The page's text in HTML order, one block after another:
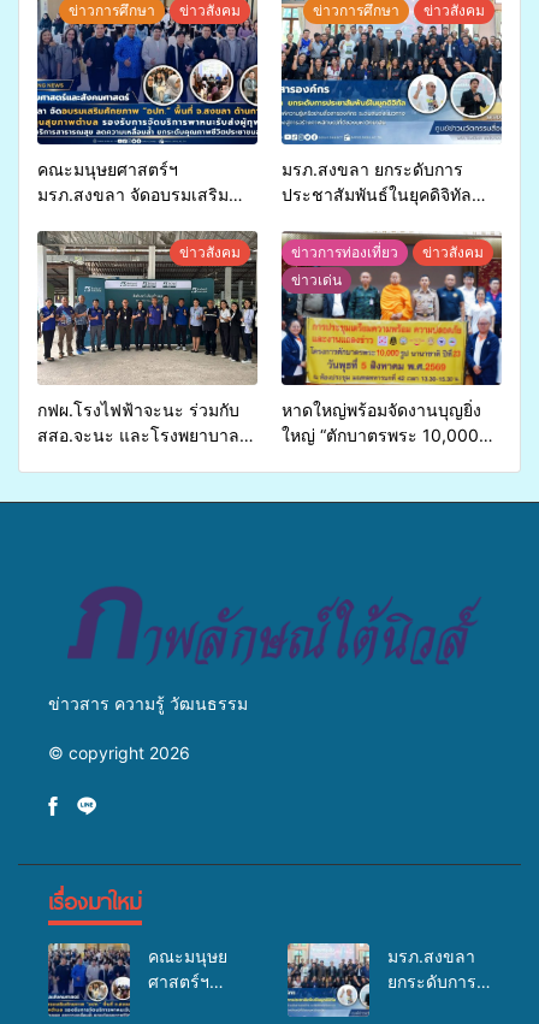
ข่าวการศึกษา ข่าวสังคม
คณะมนุษยศาสตร์ฯ
มรภ.สงขลา จัดอบรมเสริม
จ่ายงบกองทุนสุขภาพตำบล
รองรับการจัดบริการพาหนะรับ
ส่งผู้ทุพพลภาพเพื่อเข้ารับ
บริการสาธารณสุข ลดความ
เหลื่อมล้ำ ยกระดับคุณภาพ
ชีวิตประชาชนอย่างยั่งยืน
ข่าวการศึกษา ข่าวสังคม
มรภ.สงขลา ยกระดับการ
ประชาสัมพันธ์ในยุคดิจิทัล
ข่ายสื่อสารองค์กร ระดมสมอง
วางแนวทางการทำงาน ปูทาง
สู่การสร้างภาพลักษณ์ที่ดีของ
มหาวิทยาลัย
ข่าวสังคม
กฟผ.โรงไฟฟ้าจะนะ ร่วมกับ
สสอ.จะนะ และโรงพยาบาล
ข่าวการท่องเที่ยว
ข่าวสังคม
ข่าวเด่น
หาดใหญ่พร้อมจัดงานบุญยิ่ง
ใหญ่ “ตักบาตรพระ 10,000
ข่าวสาร ความรู้ วัฒนธรรม
© copyright 2026
เรื่องมาใหม่
คณะมนุษย
ศาสตร์ฯ
มรภ.สงขลา
ยกระดับการ